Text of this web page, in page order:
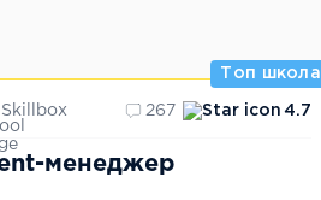
Топ школа
Skillbox 267 4.7
менеджер